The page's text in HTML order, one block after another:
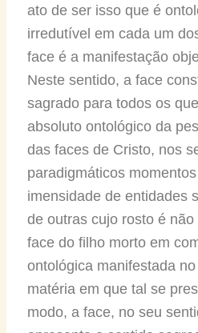
ato de ser isso que é
irredutível em cada um
face é a manifestação
Neste sentido, a face
sagrado para todos os
absoluto ontológico da
das faces de Cristo, nos
paradigmáticos
imensidade de entidades
de outras cujo rosto é
face do filho morto em
ontológica manifestada
matéria em que tal se
modo, a face, no seu